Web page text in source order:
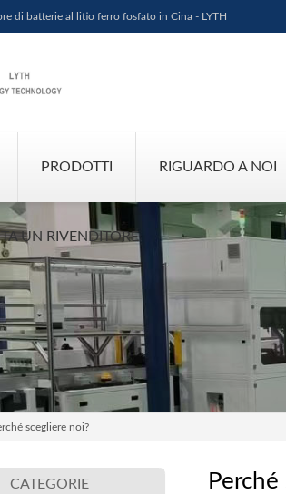
di batterie al litio ferro fosfato in Cina - LYTH
PRODOTTI RIGUARDO A NOI
UN RIVENDITORE
scegliere noi?
CATEGORIE